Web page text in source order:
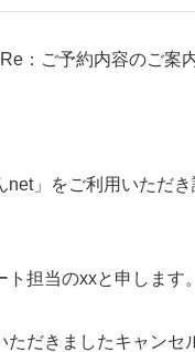
：ご予約内容のご案
net」をご利用いただき
ト担当のxxと申します。
ただきましたキャンセ